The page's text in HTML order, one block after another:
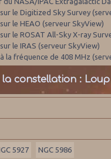
le Digitized Sky Survey
le HEAO (serveur SkyView)
le ROSAT All-Sky X-ray
le IRAS (serveur SkyView)
la fréquence de 408 MHz
la constellation : Loup
5927 NGC 5986